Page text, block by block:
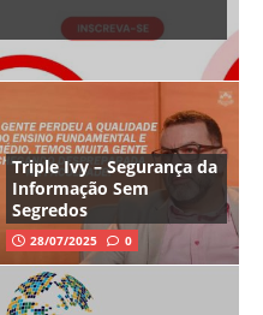
Triple Ivy – Segurança da
Informação Sem
Segredos
28/07/2025 0